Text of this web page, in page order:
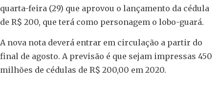
quarta-feira (29) que aprovou o lançamento da cédula
de R$ 200, que terá como personagem o lobo-guará.
A nova nota deverá entrar em circulação a partir do
final de agosto. A previsão é que sejam impressas 450
milhões de cédulas de R$ 200,00 em 2020.